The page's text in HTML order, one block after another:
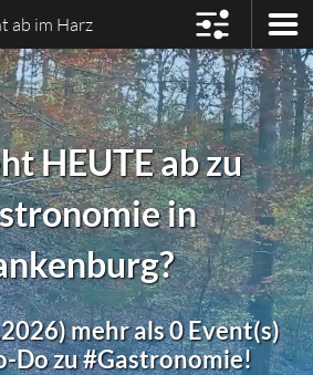
ab im Harz
HEUTE ab zu
in
mehr als 0 Event(s)
Do zu #Gastronomie!